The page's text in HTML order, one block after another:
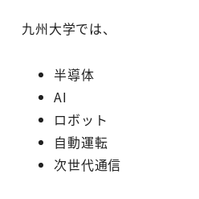
九州大学では、
半導体
AI
ロボット
自動運転
次世代通信